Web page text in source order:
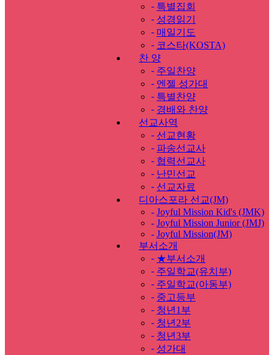
- 특별집회
- 성경읽기
- 매일기도
- 코스타(KOSTA)
찬 양
- 주일찬양
- 엔젤 성가대
- 특별찬양
- 경배와 찬양
선교사역
- 선교현황
- 파송선교사
- 협력선교사
- 난민선교
- 선교자료
디아스포라 선교(JM)
- Joyful Mission Kid's (JMK)
- Joyful Mission Junior (JMJ)
- Joyful Mission(JM)
부서소개
- ★부서소개
- 주일학교(유치부)
- 주일학교(아동부)
- 중고등부
- 청년1부
- 청년2부
- 청년3부
- 성가대